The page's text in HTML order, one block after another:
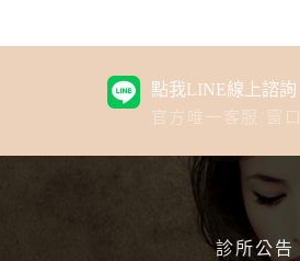
點我LINE線上諮詢
官方唯一客服˙窗口
診所公告